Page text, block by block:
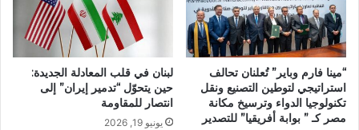
“مينا فارم وباير” تُعلنان تحالف
استراتيجي لتوطين التصنيع ونقل
تكنولوجيا الدواء وترسيخ مكانة
مصر كـ ” بوابة أفريقيا” للتصدير
لبنان في قلب المعادلة الجديدة:
حين يتحوّل “تدمير إيران” إلى
انتصار للمقاومة
يونيو 19, 2026